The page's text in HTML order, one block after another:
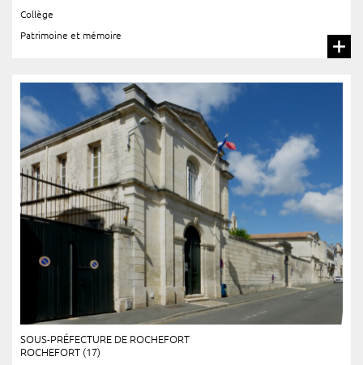
Collège
Patrimoine et mémoire
SOUS-PRÉFECTURE DE ROCHEFORT
ROCHEFORT (17)